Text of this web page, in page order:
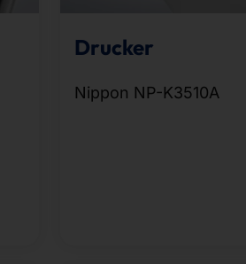
Drucker
Nippon NP-K3510A